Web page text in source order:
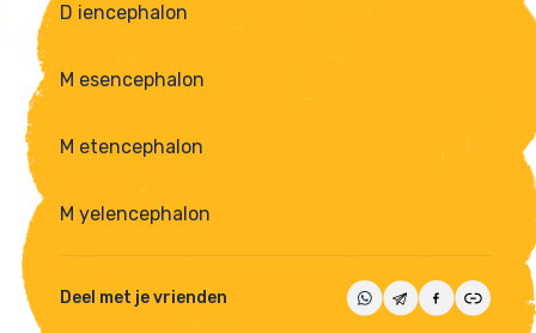
D iencephalon
M esencephalon
M etencephalon
M yelencephalon
Deel met je vrienden